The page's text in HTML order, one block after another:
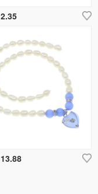
2.35
13.88